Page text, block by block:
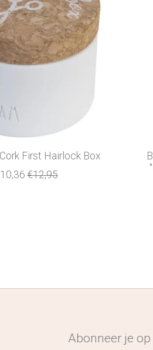
First Hairlock Box
€12,95
Abonneer je